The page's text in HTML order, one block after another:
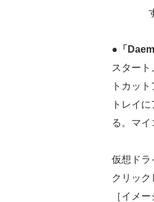
●「
スター
トカッ
トレイ
る。マイ
仮想ドラ
クリック
［イメ